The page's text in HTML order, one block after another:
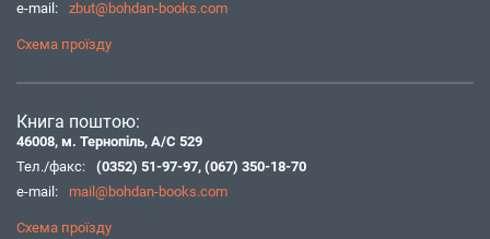
e-mail:
zbut@bohdan-books.com
Схема проїзду
Книга поштою:
46008, м. Тернопіль, А/С 529
Тел./факс:
(0352) 51-97-97, (067) 350-18-70
e-mail:
mail@bohdan-books.com
Схема проїзду